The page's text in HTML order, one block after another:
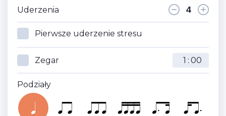
Uderzenia
Pierwsze uderzenie stresu
Zegar :
Podziały